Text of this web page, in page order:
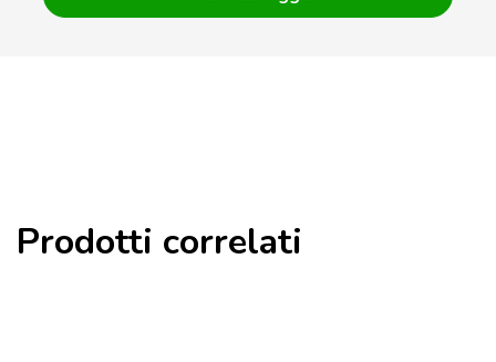
Prodotti correlati